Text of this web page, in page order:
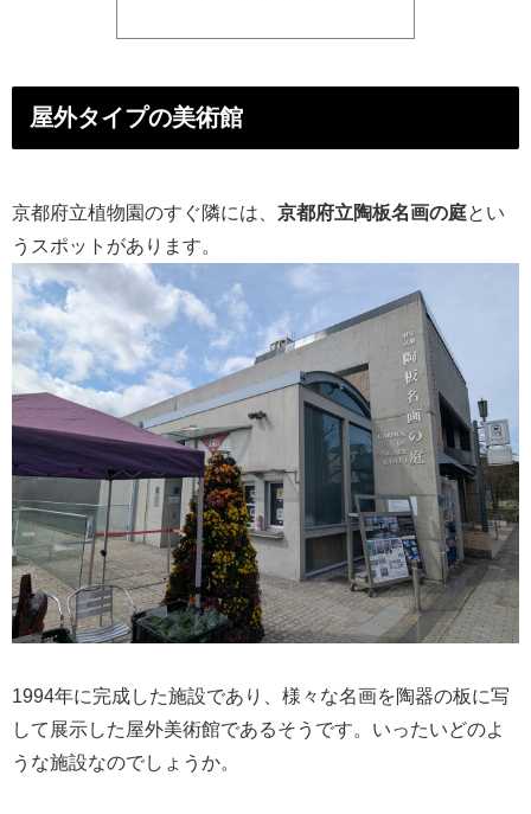
屋外タイプの美術館
京都府立植物園のすぐ隣には、 京都府立陶板名画の庭とい
うスポットがあります。
1994年に完成した施設であり、様々な名画を陶器の板に写
して展示した屋外美術館であるそうです。いったいどのよ
うな施設なのでしょうか。